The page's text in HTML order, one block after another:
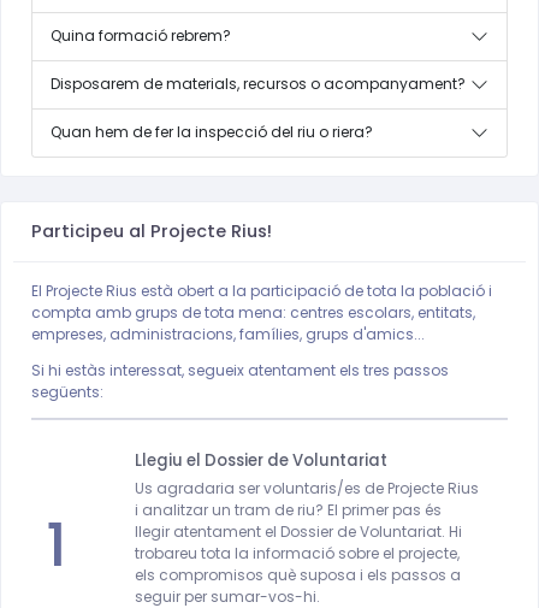
Quina formació rebrem?
Disposarem de materials, recursos o acompanyament?
Quan hem de fer la inspecció del riu o riera?
Participeu al Projecte Rius!
El Projecte Rius està obert a la participació de tota la població i
compta amb grups de tota mena: centres escolars, entitats,
empreses, administracions, famílies, grups d'amics...
Si hi estàs interessat, segueix atentament els tres passos
següents:
1
Llegiu el Dossier de Voluntariat
Us agradaria ser voluntaris/es de Projecte Rius
i analitzar un tram de riu? El primer pas és
llegir atentament el Dossier de Voluntariat. Hi
trobareu tota la informació sobre el projecte,
els compromisos què suposa i els passos a
seguir per sumar-vos-hi.